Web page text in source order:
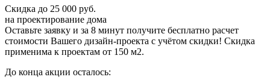
Скидка до 25 000 руб.
на проектирование дома
Оставьте заявку и за 8 минут получите бесплатно расчет
стоимости Вашего дизайн-проекта с учётом скидки! Скидка
применима к проектам от 150 м2.
До конца акции осталось: